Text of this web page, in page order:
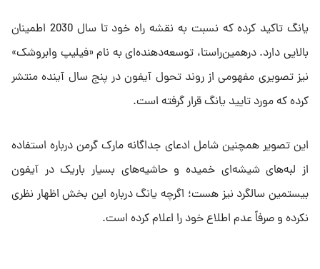
یانگ تاکید کرده که نسبت به نقشه راه خود تا سال 2030 اطمینان
بالایی دارد. در‌همین‌راستا، توسعه‌دهنده‌ای به نام «فیلیپ وابروشک»
نیز تصویری مفهومی از روند تحول آیفون در پنج سال آینده منتشر
کرده که مورد تایید یانگ قرار گرفته است.
این تصویر همچنین شامل ادعای جداگانه مارک گرمن درباره استفاده
از لبه‌های شیشه‌ای خمیده و حاشیه‌های بسیار باریک در آیفون
بیستمین سالگرد نیز هست؛ اگرچه یانگ درباره این بخش اظهار نظری
نکرده و صرفاً عدم اطلاع خود را اعلام کرده است.